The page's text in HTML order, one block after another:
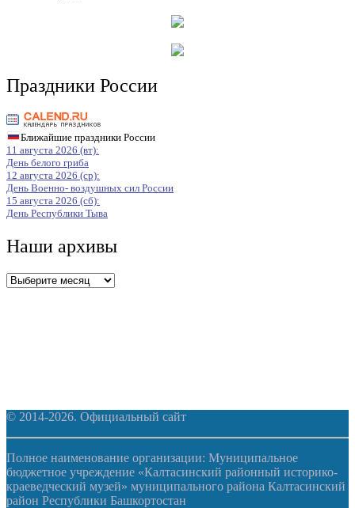
Праздники России
Ближайшие праздники России
11 августа 2026 (вт):
День белого гриба
12 августа 2026 (ср):
День Военно- воздушных сил России
15 августа 2026 (сб):
День Республики Тыва
Наши архивы
Наши
© 2014-2026. Официальный сайт
Полное наименование организации: Муниципальное
бюджетное учреждение «Калтасинский районный историко-
краеведческий музей» муниципального района Калтасинский
район Республики Башкортостан